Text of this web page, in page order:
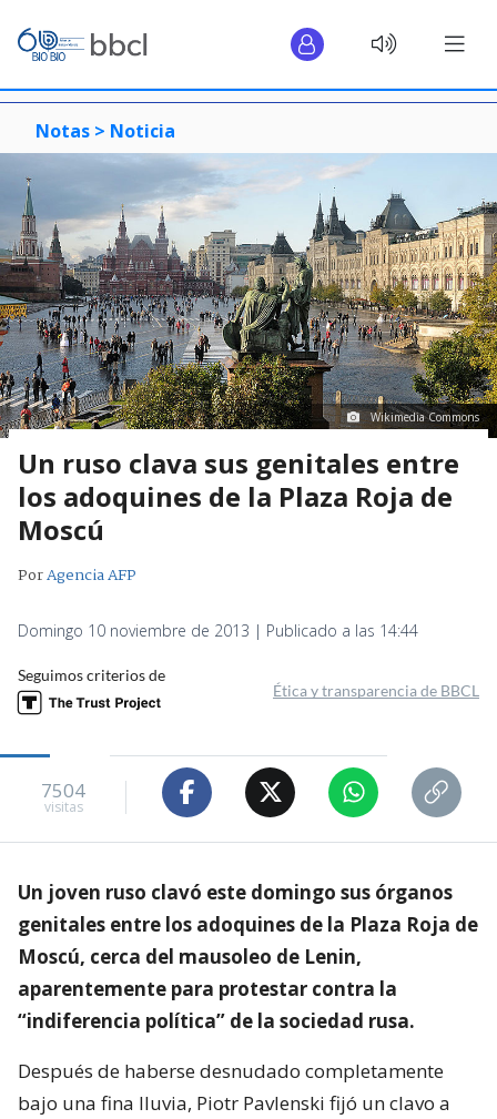
Notas > Noticia
Wikimedia Commons
Un ruso clava sus genitales entre
los adoquines de la Plaza Roja de
Moscú
PorAgencia AFP
Domingo 10 noviembre de 2013 | Publicado a las 14:44
Seguimos criterios de
Ética y transparencia de BBCL
7504
visitas
Un joven ruso clavó este domingo sus órganos
genitales entre los adoquines de la Plaza Roja de
Moscú, cerca del mausoleo de Lenin,
aparentemente para protestar contra la
“indiferencia política” de la sociedad rusa.
Después de haberse desnudado completamente
bajo una fina lluvia, Piotr Pavlenski fijó un clavo a